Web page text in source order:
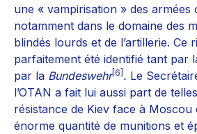
une « vampirisation » des armées
notamment dans le domaine des
blindés lourds et de l’artillerie. Ce
parfaitement été identifié tant par
par la Bundeswehr[6] . Le
l’OTAN a fait lui aussi part de
résistance de Kiev face à Moscou
énorme quantité de munitions et